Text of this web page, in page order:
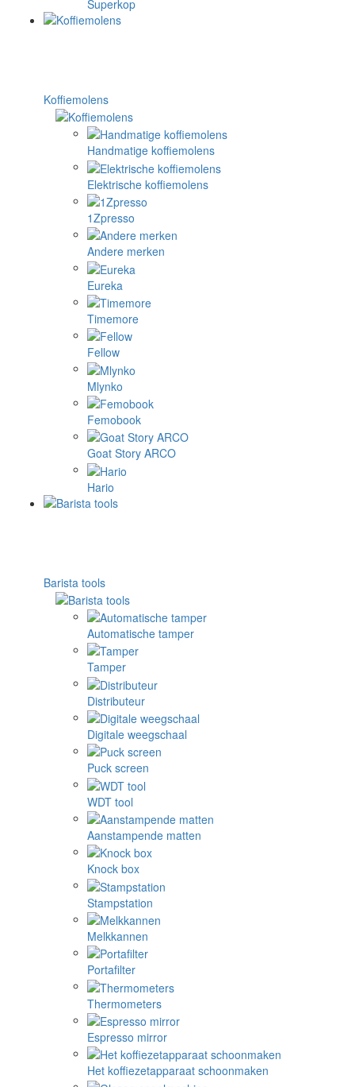
Superkop
Koffiemolens
Handmatige koffiemolens
Elektrische koffiemolens
1Zpresso
Andere merken
Eureka
Timemore
Fellow
Mlynko
Femobook
Goat Story ARCO
Hario
Barista tools
Automatische tamper
Tamper
Distributeur
Digitale weegschaal
Puck screen
WDT tool
Aanstampende matten
Knock box
Stampstation
Melkkannen
Portafilter
Thermometers
Espresso mirror
Het koffiezetapparaat schoonmaken